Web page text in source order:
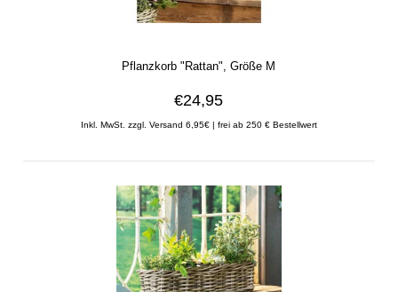
Pflanzkorb "Rattan", Größe M
€24,95
Inkl. MwSt. zzgl. Versand 6,95€ | frei ab 250 € Bestellwert